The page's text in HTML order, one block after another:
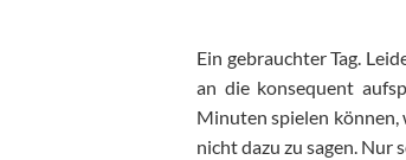
Ein gebrauchter Tag.
an die konsequent
Minuten spielen können,
nicht dazu zu sagen. Nur